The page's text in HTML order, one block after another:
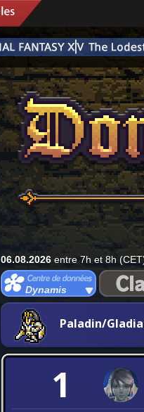
06.08.2026 entre 7h et 8h
Dynamis
Paladin/
1